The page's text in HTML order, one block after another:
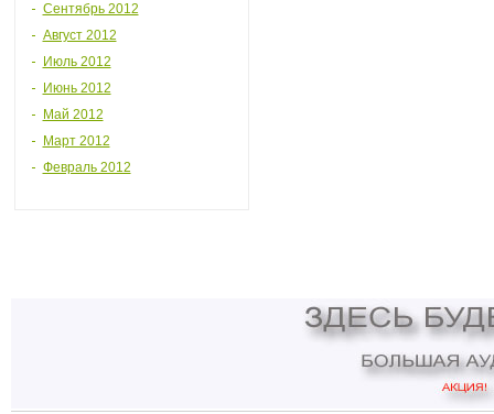
Сентябрь 2012
Август 2012
Июль 2012
Июнь 2012
Май 2012
Март 2012
Февраль 2012